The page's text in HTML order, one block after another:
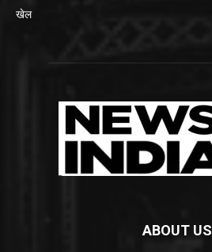
खेल
ABOUT US